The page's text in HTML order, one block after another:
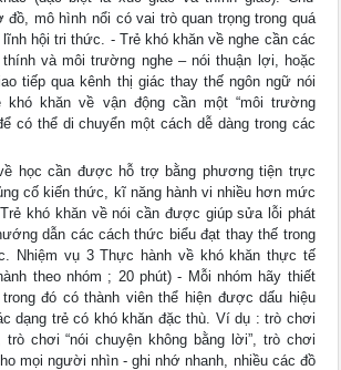
đồ, mô hình nổi có vai trò quan trọng trong quá
hội tri thức. - Trẻ khó khăn về nghe cần các
và môi trường nghe – nói thuận lợi, hoặc
tiếp qua kênh thị giác thay thế ngôn ngữ nói
khó khăn về vận động cần một “môi trường
có thể di chuyển một cách dễ dàng trong các
học cần được hỗ trợ bằng phương tiện trực
cố kiến thức, kĩ năng hành vi nhiều hơn mức
khó khăn về nói cần được giúp sửa lỗi phát
dẫn các cách thức biểu đạt thay thế trong
Nhiệm vụ 3 Thực hành về khó khăn thực tế
theo nhóm ; 20 phút) - Mỗi nhóm hãy thiết
đó có thành viên thể hiện được dấu hiệu
dạng trẻ có khó khăn đặc thù. Ví dụ : trò chơi
trò chơi “nói chuyện không bằng lời”, trò chơi
mọi người nhìn - ghi nhớ nhanh, nhiều các đồ